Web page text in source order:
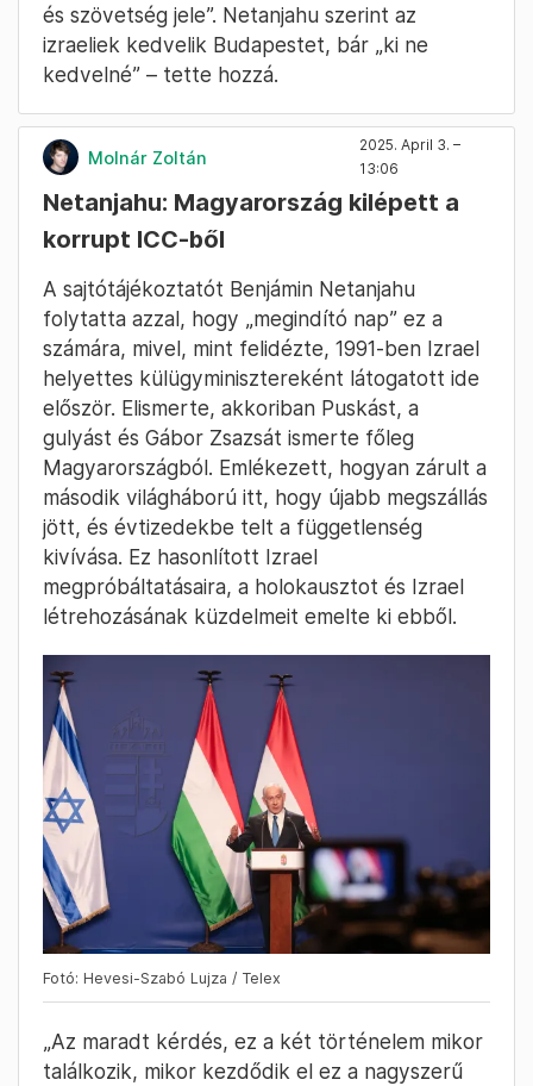
és szövetség jele”. Netanjahu szerint az
izraeliek kedvelik Budapestet, bár „ki ne
kedvelné” – tette hozzá.
Molnár Zoltán
2025. April 3. –
13:06
Netanjahu: Magyarország kilépett a
korrupt ICC-ből
A sajtótájékoztatót Benjámin Netanjahu
folytatta azzal, hogy „megindító nap” ez a
számára, mivel, mint felidézte, 1991-ben Izrael
helyettes külügyminisztereként látogatott ide
először. Elismerte, akkoriban Puskást, a
gulyást és Gábor Zsazsát ismerte főleg
Magyarországból. Emlékezett, hogyan zárult a
második világháború itt, hogy újabb megszállás
jött, és évtizedekbe telt a függetlenség
kivívása. Ez hasonlított Izrael
megpróbáltatásaira, a holokausztot és Izrael
létrehozásának küzdelmeit emelte ki ebből.
Fotó: Hevesi-Szabó Lujza / Telex
„Az maradt kérdés, ez a két történelem mikor
találkozik, mikor kezdődik el ez a nagyszerű